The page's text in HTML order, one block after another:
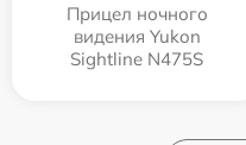
Прицел ночного
видения Yukon
Sightline N475S